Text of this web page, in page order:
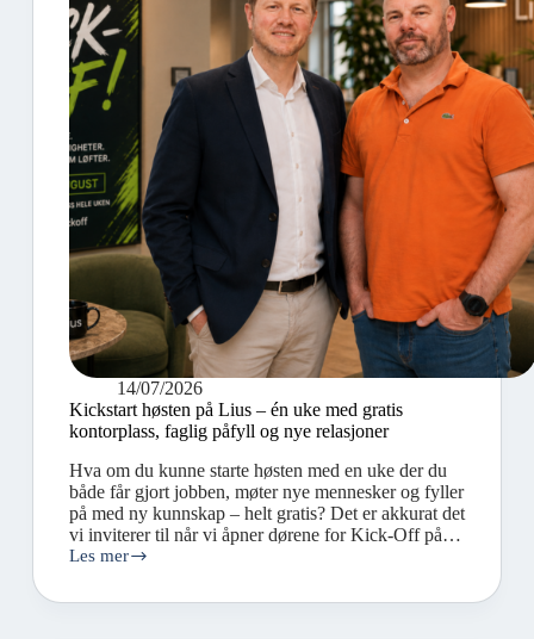
14/07/2026
Kickstart høsten på Lius – én uke med gratis
kontorplass, faglig påfyll og nye relasjoner
Hva om du kunne starte høsten med en uke der du
både får gjort jobben, møter nye mennesker og fyller
på med ny kunnskap – helt gratis? Det er akkurat det
vi inviterer til når vi åpner dørene for Kick-Off på…
Les mer